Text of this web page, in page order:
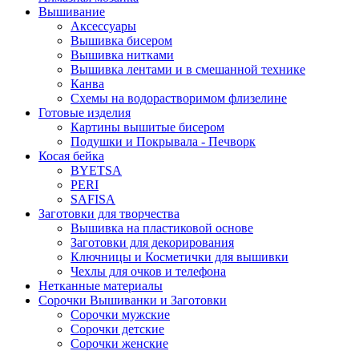
Вышивание
Аксессуары
Вышивка бисером
Вышивка нитками
Вышивка лентами и в смешанной технике
Канва
Схемы на водорастворимом флизелине
Готовые изделия
Картины вышитые бисером
Подушки и Покрывала - Печворк
Косая бейка
BYETSA
PERI
SAFISA
Заготовки для творчества
Вышивка на пластиковой основе
Заготовки для декорирования
Ключницы и Косметички для вышивки
Чехлы для очков и телефона
Нетканные материалы
Сорочки Вышиванки и Заготовки
Cорочки мужские
Сорочки детские
Сорочки женские